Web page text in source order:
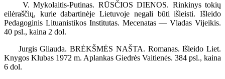
V. Mykolaitis-Putinas. RŪSČIOS DIENOS. Rinkinys tokių
eilėraščių, kurie dabartinėje Lietuvoje negali būti išleisti. Išleido
Pedagoginis Lituanistikos Institutas. Mecenatas — Vladas Vijeikis.
40 psl., kaina 2 dol.
Jurgis Gliauda. BRĖKŠMĖS NAŠTA. Romanas. Išleido Liet.
Knygos Klubas 1972 m. Aplankas Giedrės Vaitienės. 384 psl., kaina
6 dol.